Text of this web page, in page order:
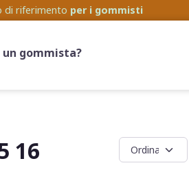
per i tuoiCerchie i tuoiPneumatici
un gommista?
16